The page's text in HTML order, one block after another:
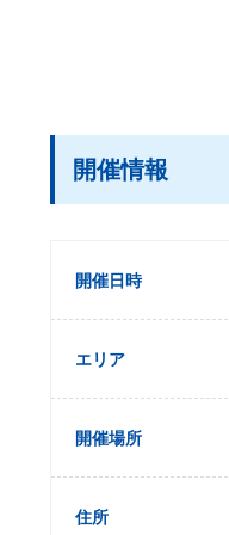
開催情報
開催日時
エリア
開催場所
住所